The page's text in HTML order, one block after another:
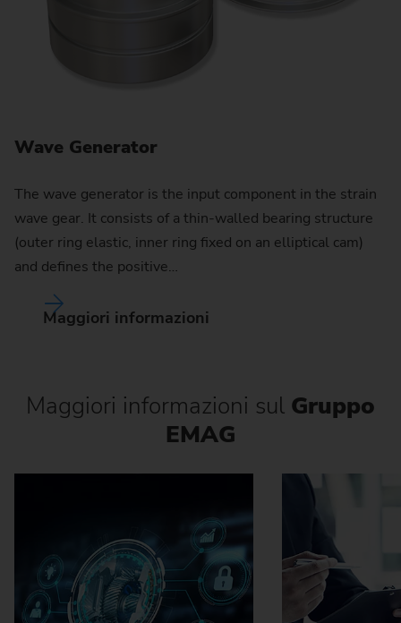
Wave Generator
The wave generator is the input component in the strain
wave gear. It consists of a thin-walled bearing structure
(outer ring elastic, inner ring fixed on an elliptical cam)
and defines the positive…
Maggiori informazioni
Maggiori informazioni sul Gruppo
EMAG